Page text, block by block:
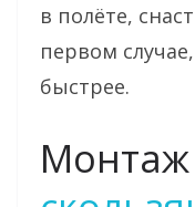
в полёте,
первом
быстрее.
Монтаж